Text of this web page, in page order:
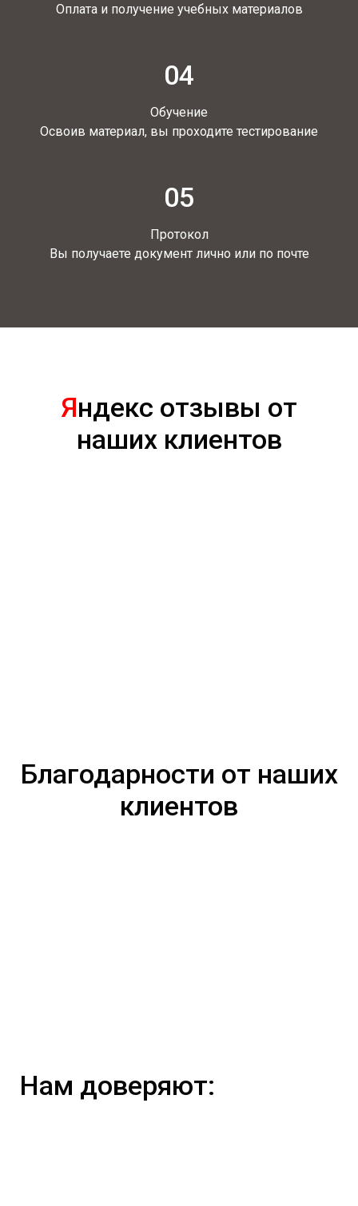
Оплата и получение учебных материалов
04
Обучение
Освоив материал, вы проходите тестирование
05
Протокол
Вы получаете документ лично или по почте
Яндекс отзывы от
наших клиентов
Благодарности от наших
клиентов
Нам доверяют: